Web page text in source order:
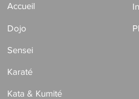
Accueil
Dojo
Sensei
Karaté
Kata & Kumité